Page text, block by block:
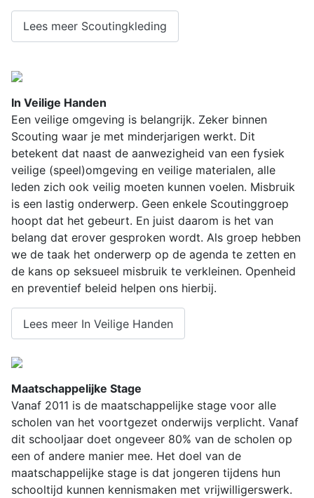
Lees meer Scoutingkleding
In Veilige Handen
Een veilige omgeving is belangrijk. Zeker binnen
Scouting waar je met minderjarigen werkt. Dit
betekent dat naast de aanwezigheid van een fysiek
veilige (speel)omgeving en veilige materialen, alle
leden zich ook veilig moeten kunnen voelen. Misbruik
is een lastig onderwerp. Geen enkele Scoutinggroep
hoopt dat het gebeurt. En juist daarom is het van
belang dat erover gesproken wordt. Als groep hebben
we de taak het onderwerp op de agenda te zetten en
de kans op seksueel misbruik te verkleinen. Openheid
en preventief beleid helpen ons hierbij.
Lees meer In Veilige Handen
Maatschappelijke Stage
Vanaf 2011 is de maatschappelijke stage voor alle
scholen van het voortgezet onderwijs verplicht. Vanaf
dit schooljaar doet ongeveer 80% van de scholen op
een of andere manier mee. Het doel van de
maatschappelijke stage is dat jongeren tijdens hun
schooltijd kunnen kennismaken met vrijwilligerswerk.